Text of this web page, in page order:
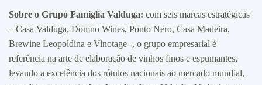
Sobre o Grupo Famiglia Valduga: com seis marcas estratégicas
– Casa Valduga, Domno Wines, Ponto Nero, Casa Madeira,
Brewine Leopoldina e Vinotage -, o grupo empresarial é
referência na arte de elaboração de vinhos finos e espumantes,
levando a excelência dos rótulos nacionais ao mercado mundial,